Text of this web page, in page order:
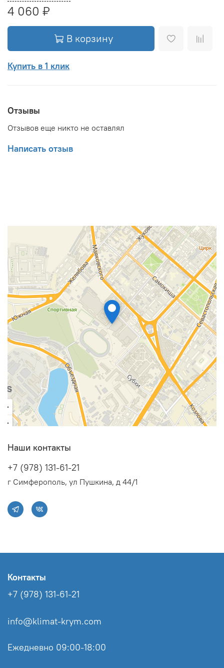
4 060 ₽
В корзину
Купить в 1 клик
Отзывы
Отзывов еще никто не оставлял
Написать отзыв
Наши контакты
+7 (978) 131-61-21
г Симферополь, ул Пушкина, д 44/1
Контакты
+7 (978) 131-61-21
info@klimat-krym.com
Ежедневно 09:00-18:00